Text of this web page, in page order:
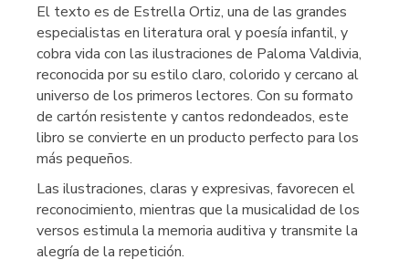
El texto es de Estrella Ortiz, una de las grandes
especialistas en literatura oral y poesía infantil, y
cobra vida con las ilustraciones de Paloma Valdivia,
reconocida por su estilo claro, colorido y cercano al
universo de los primeros lectores. Con su formato
de cartón resistente y cantos redondeados, este
libro se convierte en un producto perfecto para los
más pequeños.
Las ilustraciones, claras y expresivas, favorecen el
reconocimiento, mientras que la musicalidad de los
versos estimula la memoria auditiva y transmite la
alegría de la repetición.